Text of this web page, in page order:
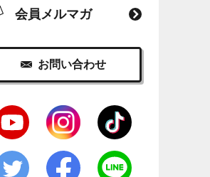
会員メルマガ
お問い合わせ